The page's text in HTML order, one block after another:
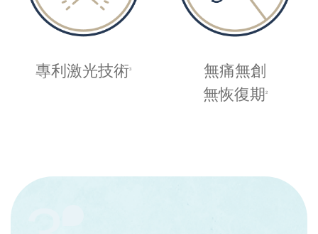
專利激光技術3
無痛無創
無恢復期 2